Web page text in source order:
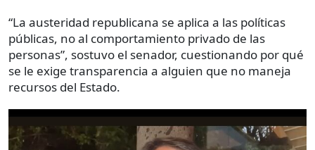
“La austeridad republicana se aplica a las políticas
públicas, no al comportamiento privado de las
personas”, sostuvo el senador, cuestionando por qué
se le exige transparencia a alguien que no maneja
recursos del Estado.